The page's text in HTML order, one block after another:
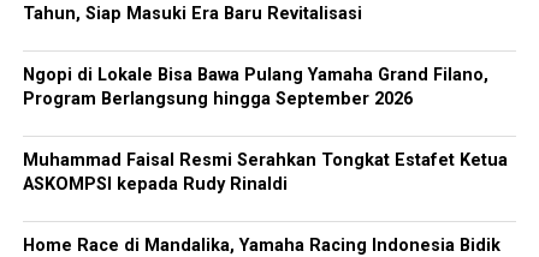
Tahun, Siap Masuki Era Baru Revitalisasi
Ngopi di Lokale Bisa Bawa Pulang Yamaha Grand Filano,
Program Berlangsung hingga September 2026
Muhammad Faisal Resmi Serahkan Tongkat Estafet Ketua
ASKOMPSI kepada Rudy Rinaldi
Home Race di Mandalika, Yamaha Racing Indonesia Bidik